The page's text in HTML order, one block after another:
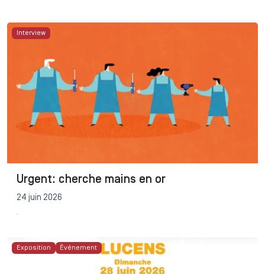
Interview
Urgent: cherche mains en or
24 juin 2026
Exposition Événement